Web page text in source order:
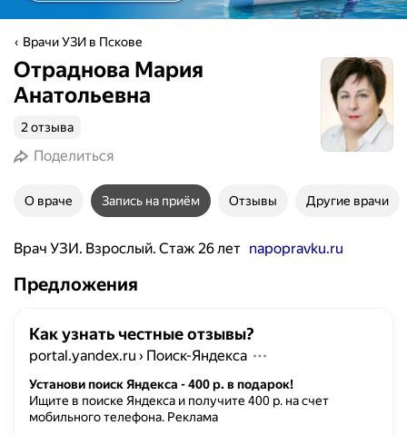
Врачи УЗИ в Пскове
Отраднова Мария
Анатольевна
2 отзыва
Поделиться
О враче Запись на приём Отзывы Другие врачи
Врач УЗИ. Взрослый. Стаж 26 лет napopravku.ru
Предложения
Как узнать честные отзывы?
portal.yandex.ru › Поиск-Яндекса
Установи поиск Яндекса - 400 р. в подарок!
Ищите в поиске Яндекса и получите 400 р. на счет
мобильного телефона. Реклама